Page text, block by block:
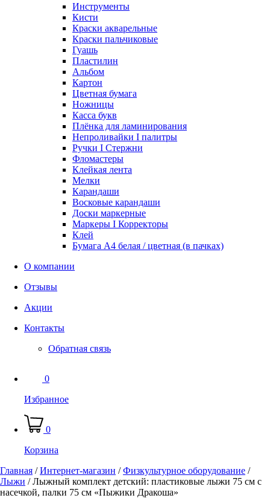
Инструменты
Кисти
Краски акварельные
Краски пальчиковые
Гуашь
Пластилин
Альбом
Картон
Цветная бумага
Ножницы
Касса букв
Плёнка для ламинирования
Непроливайки I палитры
Ручки I Стержни
Фломастеры
Клейкая лента
Мелки
Карандаши
Восковые карандаши
Доски маркерные
Маркеры I Корректоры
Клей
Бумага А4 белая / цветная (в пачках)
О компании
Отзывы
Акции
Контакты
Обратная связь
0
Избранное
0
Корзина
Главная /Интернет-магазин /Физкультурное оборудование /
Лыжи /Лыжный комплект детский: пластиковые лыжи 75 см с
насечкой, палки 75 см «Пыжики Дракоша»